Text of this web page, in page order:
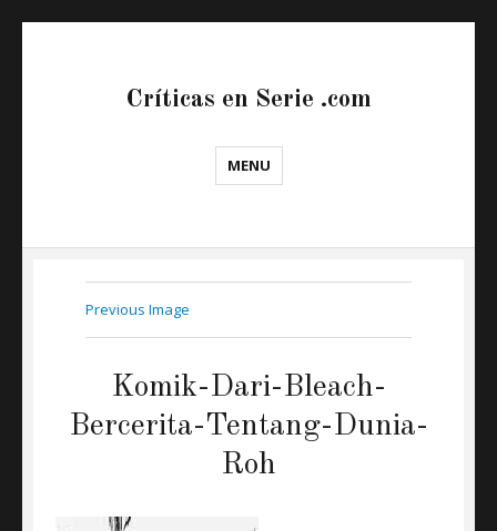
Críticas en Serie .com
MENU
Previous Image
Komik-Dari-Bleach-
Bercerita-Tentang-Dunia-
Roh